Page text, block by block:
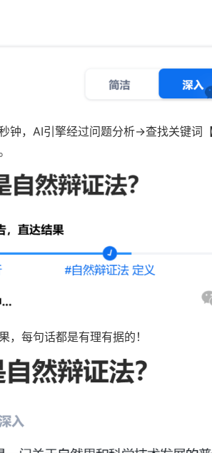
钟，AI引擎经过问题分析->查找关键词
，每句话都是有理有据的！